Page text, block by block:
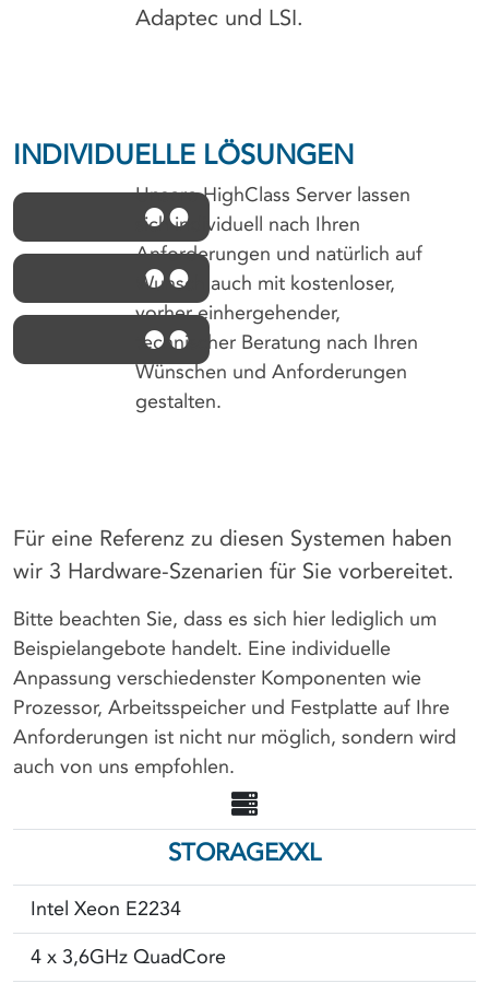
Adaptec und LSI.
INDIVIDUELLE LÖSUNGEN
Unsere HighClass Server lassen
sich individuell nach Ihren
Anforderungen und natürlich auf
Wunsch auch mit kostenloser,
vorher einhergehender,
technischer Beratung nach Ihren
Wünschen und Anforderungen
gestalten.
Für eine Referenz zu diesen Systemen haben
wir 3 Hardware-Szenarien für Sie vorbereitet.
Bitte beachten Sie, dass es sich hier lediglich um
Beispielangebote handelt. Eine individuelle
Anpassung verschiedenster Komponenten wie
Prozessor, Arbeitsspeicher und Festplatte auf Ihre
Anforderungen ist nicht nur möglich, sondern wird
auch von uns empfohlen.
STORAGEXXL
Intel Xeon E2234
4 x 3,6GHz QuadCore